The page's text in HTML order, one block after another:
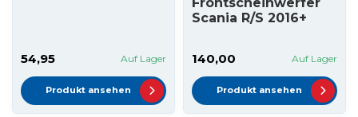
54,95 Auf Lager
Produkt ansehen
Scania R/S 2016+
140,00 Auf Lager
Produkt ansehen